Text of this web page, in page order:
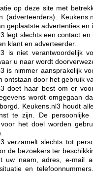
op deze site met
(adverteerders).
geplaatste advertenties en
legt slechts een contact
klant en adverteerder.
is niet verantwoordelijk
u naar wordt
is nimmer aansprakelijk
ontstaan door het gebruik
doet haar best om er
wordt omgegaan
Keukens.nl3 houdt
te zijn. De
het doel worden
verzamelt slechts tot
de bezoekers ter
uw naam, adres, e-mail
en